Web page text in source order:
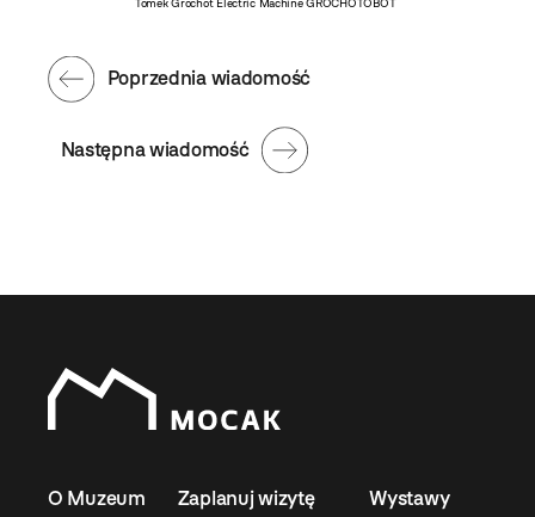
Tomek Grochot Electric Machine GROCHOTOBOT
Następna wiadomość
Poprzednia wiadomość
O Muzeum Zaplanuj wizytę Wystawy